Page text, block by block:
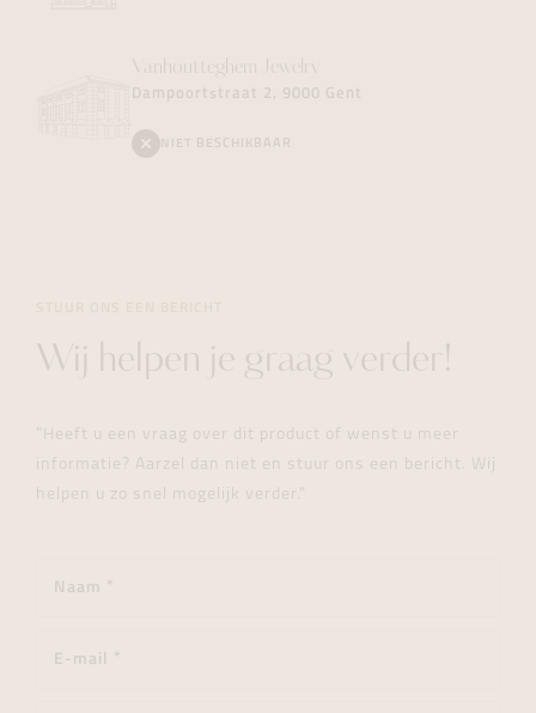
Vanhoutteghem Jewelry
Dampoortstraat 2, 9000 Gent
NIET BESCHIKBAAR
Wij helpen je graag verder!
"Heeft u een vraag over dit product of wenst u meer
informatie? Aarzel dan niet en stuur ons een bericht. Wij
helpen u zo snel mogelijk verder."